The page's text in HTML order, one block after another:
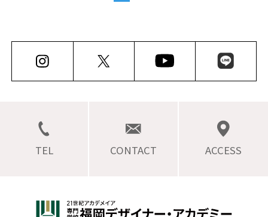
TEL CONTACT ACCESS